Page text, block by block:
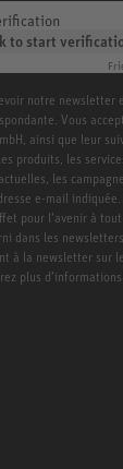
to start
notre newsletter
Vous
ainsi que leur
produits, les
les
e-mail
pour l’avenir à
dans les
à la newsletter sur
plus